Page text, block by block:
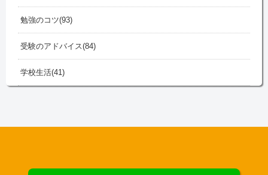
勉強のコツ 93
受験のアドバイス 84
学校生活 41